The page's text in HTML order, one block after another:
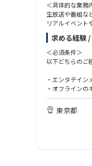
＜具体的な業務
生放送や番組な
リアルイベント
ライブイベント
ファンミーティ
＜現場プロモー
「チームみん
「職種問わず、
＜業務の魅力＞
プロモーショ
実際にリアル
また、元々コ
求める経験
＜必須条件＞
以下どちらのご
・エンタテイン
・オフライン
＜歓迎条件＞
・生放送、番組
・一連のプロ
東京都